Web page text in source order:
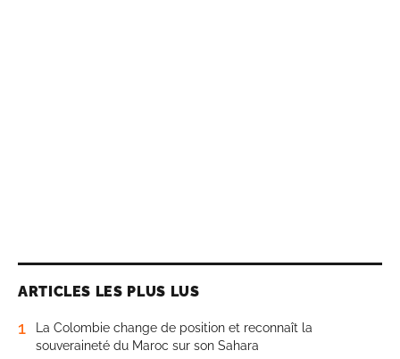
ARTICLES LES PLUS LUS
1
La Colombie change de position et reconnaît la
souveraineté du Maroc sur son Sahara